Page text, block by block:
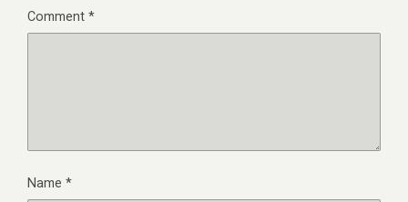
Comment*
Name *